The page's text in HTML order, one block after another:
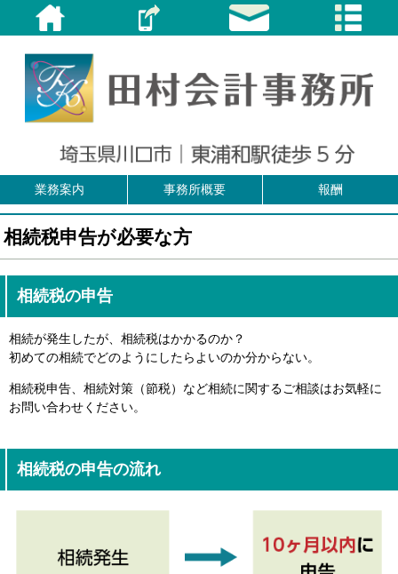
業務案内 事務所概要 報酬
相続税申告が必要な方
相続税の申告
相続が発生したが、相続税はかかるのか？
初めての相続でどのようにしたらよいのか分からない。
相続税申告、相続対策（節税）など相続に関するご相談はお気軽に
お問い合わせください。
相続税の申告の流れ